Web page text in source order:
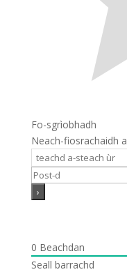
Fo-sgrìobhadh
Neach-fiosrachaidh a
0 Beachdan
Seall barrachd